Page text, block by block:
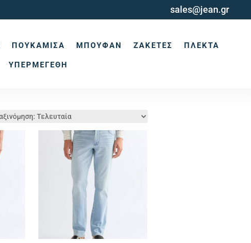
sales@jean.gr
ΠΟΥΚΆΜΙΣΑ ΜΠΟΥΦΆΝ ΖΑΚΈΤΕΣ ΠΛΕΚΤΆ
ΥΠΕΡΜΕΓΈΘΗ